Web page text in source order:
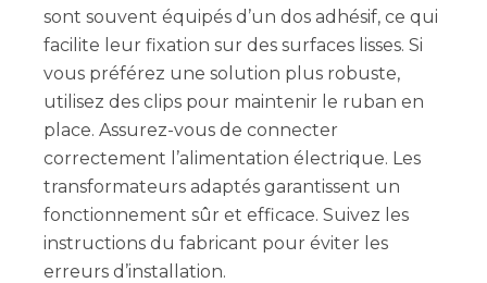
sont souvent équipés d’un dos adhésif, ce qui
facilite leur fixation sur des surfaces lisses. Si
vous préférez une solution plus robuste,
utilisez des clips pour maintenir le ruban en
place. Assurez-vous de connecter
correctement l’alimentation électrique. Les
transformateurs adaptés garantissent un
fonctionnement sûr et efficace. Suivez les
instructions du fabricant pour éviter les
erreurs d’installation.